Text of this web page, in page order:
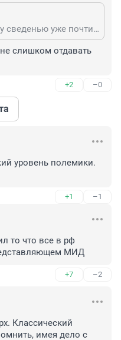
Да под авдеевкой к твоему сведенью уже почти захватили кучу с угольных отвалов!! Россия вперёд!!! 😂😂😂
слишком отдавать
+2 –0
уровень полемики.
+1 –1
то что все в рф
МИД
+7 –2
Классический
имея дело с